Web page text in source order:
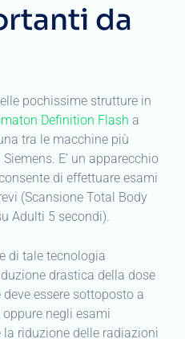
da
pochissime strutture in
Definition Flash a
tra le macchine più
E’ un apparecchio
di effettuare esami
(Scansione Total Body
Adulti 5 secondi).
di tale tecnologia
drastica della dose
essere sottoposto a
negli esami
riduzione delle radiazioni